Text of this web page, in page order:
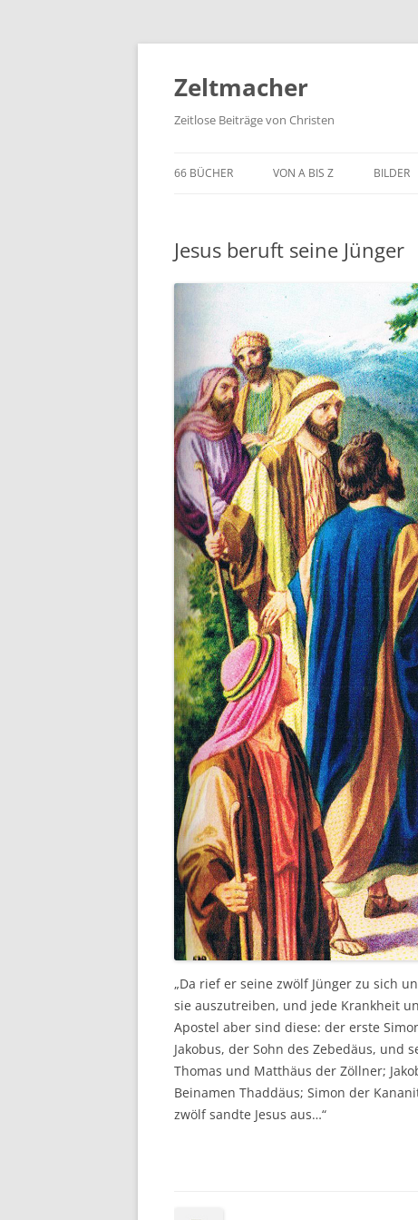
Zum
springen
Zeltmacher
Zeitlose Beiträge von Christen
66 BÜCHER VON A BIS Z BILDER
Jesus beruft seine Jünger
„Da rief er seine zwölf Jünger zu sich
sie auszutreiben, und jede Krankheit
Apostel aber sind diese: der erste
Jakobus, der Sohn des Zebedäus, und
Thomas und Matthäus der Zöllner;
Beinamen Thaddäus; Simon der
zwölf sandte Jesus aus…“